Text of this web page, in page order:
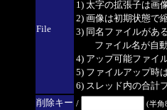
File
1) 太字の拡張子は画
2) 画像は初期状態で
3) 同名ファイルがあ
ファイル名が自動
4) アップ可能ファイ
5) ファイルアップ時
6) スレッド内の合計
削除キー / (半角